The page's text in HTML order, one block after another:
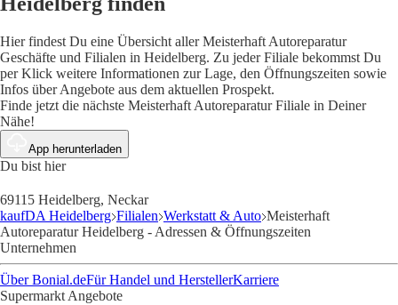
Hier findest Du eine Übersicht aller Meisterhaft Autoreparatur
Geschäfte und Filialen in Heidelberg. Zu jeder Filiale bekommst Du
per Klick weitere Informationen zur Lage, den Öffnungszeiten sowie
Infos über Angebote aus dem aktuellen Prospekt.
Finde jetzt die nächste Meisterhaft Autoreparatur Filiale in Deiner
Nähe!
App herunterladen
Du bist hier
69115 Heidelberg, Neckar
kaufDA Heidelberg Filialen Werkstatt & Auto Meisterhaft
Autoreparatur Heidelberg - Adressen & Öffnungszeiten
Unternehmen
Über Bonial.deFür Handel und HerstellerKarriere
Supermarkt Angebote